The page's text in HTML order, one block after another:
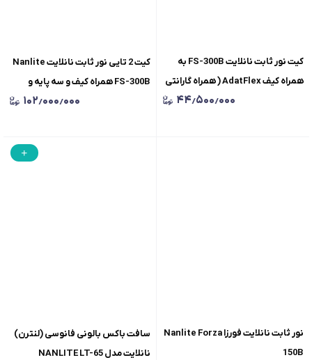
کیت نور ثابت نانلایت FS-300B به
همراه کیف AdatFlex ( همراه گارانتی
۴۴٫۵۰۰٫۰۰۰
کیت 2 تایی نور ثابت نانلایت Nanlite
FS-300B همراه کیف و سه پایه و
۱۰۲٫۰۰۰٫۰۰۰
نور ثابت نانلایت فورزا Nanlite Forza
150B
سافت باکس بالونی فانوسی (لنترن)
نانلایت مدل NANLITE LT-65